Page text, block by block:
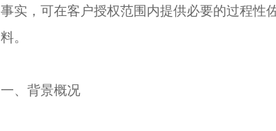
事实，可在客户授权范围内提供必要的过程性
料。
一、背景概况